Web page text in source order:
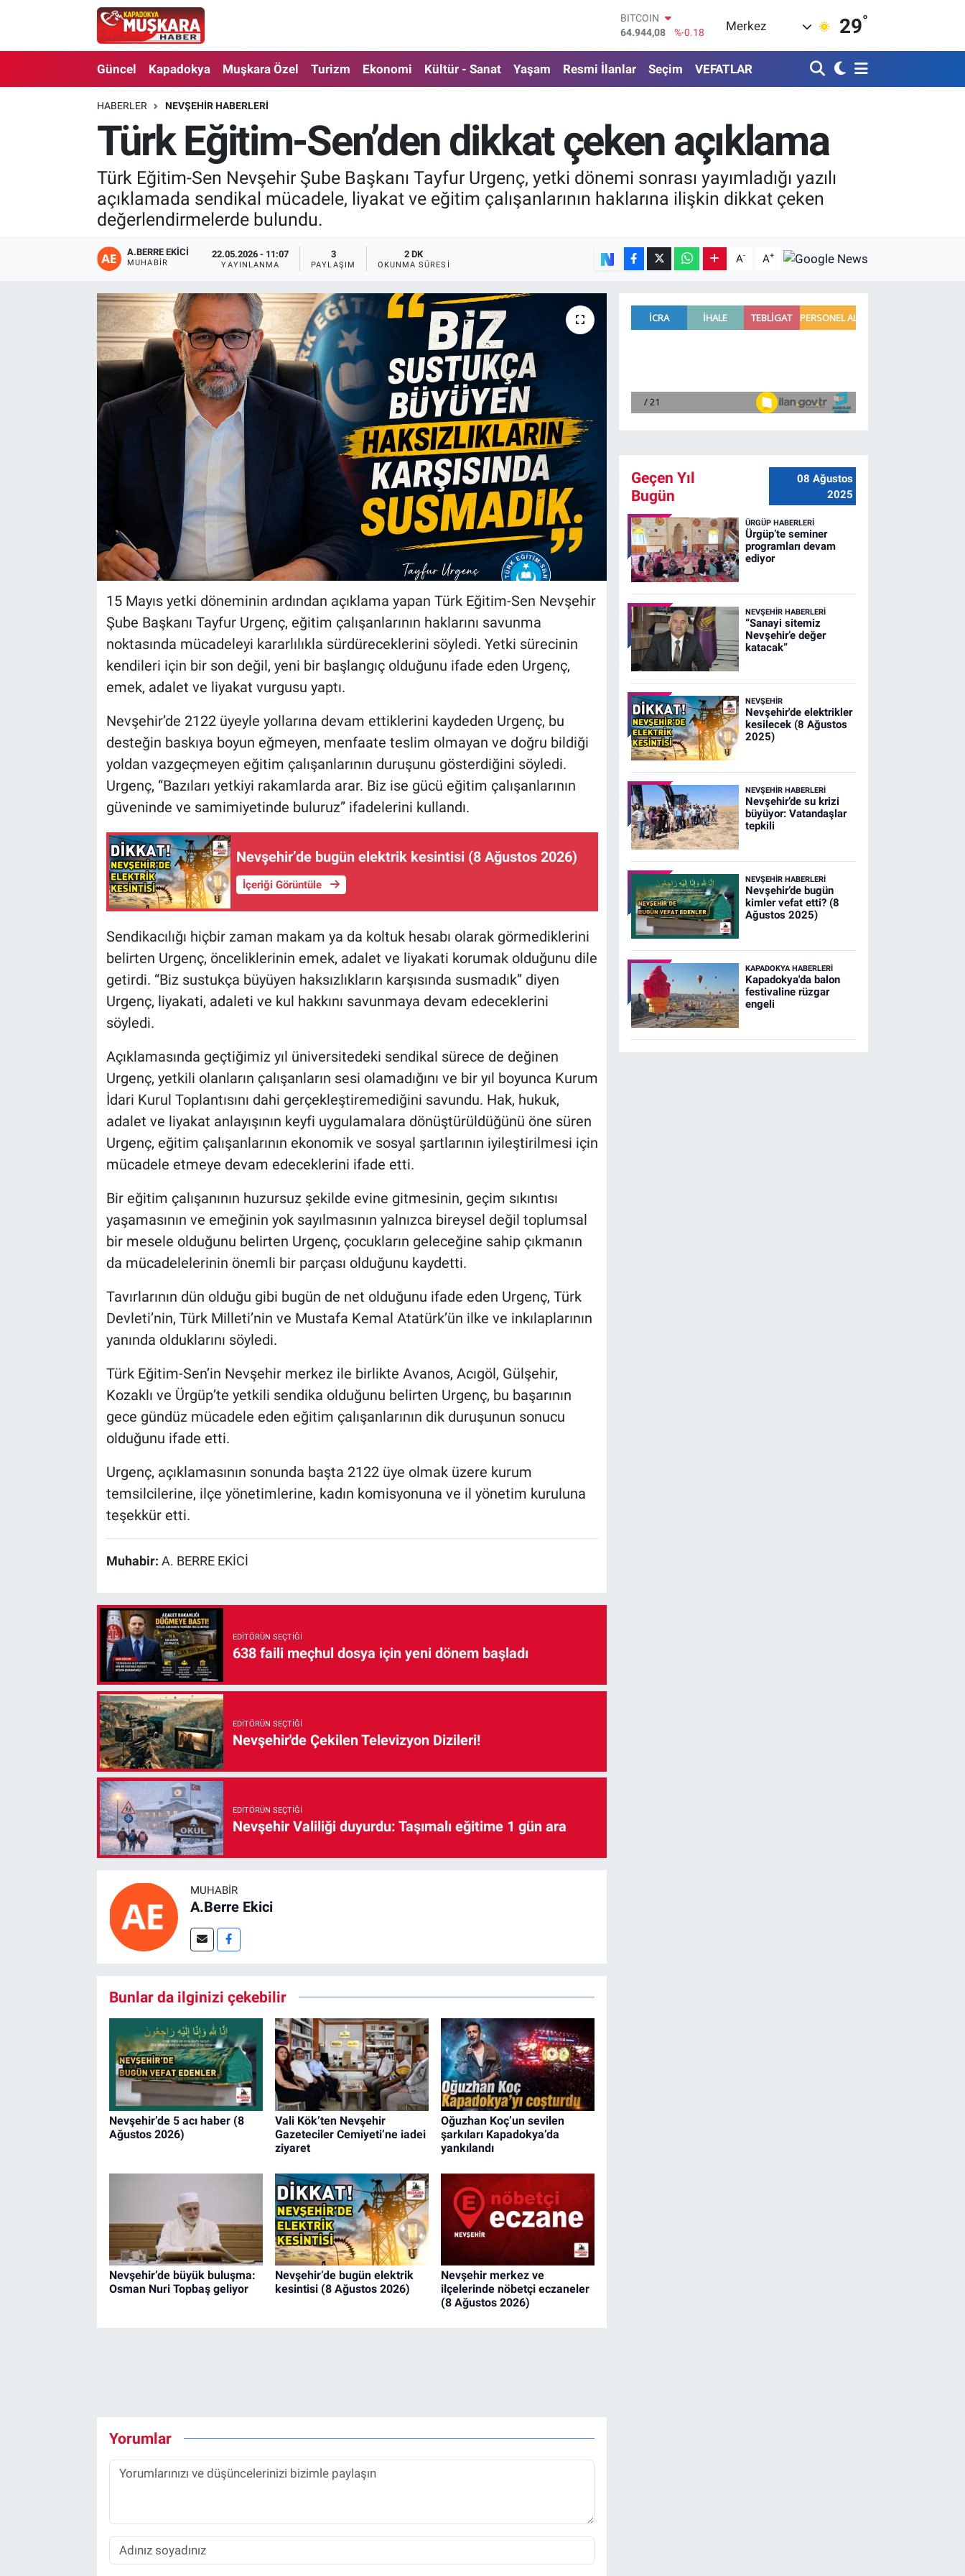
DOLAR
47,7436
%0.18
55,2510
%0.32
STERLİN
64,4811
%0.38
BİST100
13.779
%-14
64.944,08
%-0.18
Merkez 29°
Güncel Kapadokya Muşkara Özel Turizm Ekonomi Kültür - Sanat Yaşam Resmi İlanlar Seçim VEFATLAR
HABERLER NEVŞEHIR HABERLERI
Türk Eğitim-Sen’den dikkat çeken açıklama
Türk Eğitim-Sen Nevşehir Şube Başkanı Tayfur Urgenç, yetki dönemi sonrası yayımladığı yazılı
açıklamada sendikal mücadele, liyakat ve eğitim çalışanlarının haklarına ilişkin dikkat çeken
değerlendirmelerde bulundu.
A.BERRE EKICI
MUHABIR
22.05.2026 - 11:07
YAYINLANMA
3
PAYLAŞIM
2 DK
OKUNMA SÜRESI A- A+
15 Mayıs yetki döneminin ardından açıklama yapan Türk Eğitim-Sen Nevşehir
Şube Başkanı Tayfur Urgenç, eğitim çalışanlarının haklarını savunma
noktasında mücadeleyi kararlılıkla sürdüreceklerini söyledi. Yetki sürecinin
kendileri için bir son değil, yeni bir başlangıç olduğunu ifade eden Urgenç,
emek, adalet ve liyakat vurgusu yaptı.
Nevşehir’de 2122 üyeyle yollarına devam ettiklerini kaydeden Urgenç, bu
desteğin baskıya boyun eğmeyen, menfaate teslim olmayan ve doğru bildiği
yoldan vazgeçmeyen eğitim çalışanlarının duruşunu gösterdiğini söyledi.
Urgenç, “Bazıları yetkiyi rakamlarda arar. Biz ise gücü eğitim çalışanlarının
güveninde ve samimiyetinde buluruz” ifadelerini kullandı.
Nevşehir’de bugün elektrik kesintisi (8 Ağustos 2026)
İçeriği Görüntüle
Sendikacılığı hiçbir zaman makam ya da koltuk hesabı olarak görmediklerini
belirten Urgenç, önceliklerinin emek, adalet ve liyakati korumak olduğunu dile
getirdi. “Biz sustukça büyüyen haksızlıkların karşısında susmadık” diyen
Urgenç, liyakati, adaleti ve kul hakkını savunmaya devam edeceklerini
söyledi.
Açıklamasında geçtiğimiz yıl üniversitedeki sendikal sürece de değinen
Urgenç, yetkili olanların çalışanların sesi olamadığını ve bir yıl boyunca Kurum
İdari Kurul Toplantısını dahi gerçekleştiremediğini savundu. Hak, hukuk,
adalet ve liyakat anlayışının keyfi uygulamalara dönüştürüldüğünü öne süren
Urgenç, eğitim çalışanlarının ekonomik ve sosyal şartlarının iyileştirilmesi için
mücadele etmeye devam edeceklerini ifade etti.
Bir eğitim çalışanının huzursuz şekilde evine gitmesinin, geçim sıkıntısı
yaşamasının ve emeğinin yok sayılmasının yalnızca bireysel değil toplumsal
bir mesele olduğunu belirten Urgenç, çocukların geleceğine sahip çıkmanın
da mücadelelerinin önemli bir parçası olduğunu kaydetti.
Tavırlarının dün olduğu gibi bugün de net olduğunu ifade eden Urgenç, Türk
Devleti’nin, Türk Milleti’nin ve Mustafa Kemal Atatürk’ün ilke ve inkılaplarının
yanında olduklarını söyledi.
Türk Eğitim-Sen’in Nevşehir merkez ile birlikte Avanos, Acıgöl, Gülşehir,
Kozaklı ve Ürgüp’te yetkili sendika olduğunu belirten Urgenç, bu başarının
gece gündüz mücadele eden eğitim çalışanlarının dik duruşunun sonucu
olduğunu ifade etti.
Urgenç, açıklamasının sonunda başta 2122 üye olmak üzere kurum
temsilcilerine, ilçe yönetimlerine, kadın komisyonuna ve il yönetim kuruluna
teşekkür etti.
Muhabir: A. BERRE EKİCİ
EDITÖRÜN SEÇTIĞI
638 faili meçhul dosya için yeni dönem başladı
EDITÖRÜN SEÇTIĞI
Nevşehir'de Çekilen Televizyon Dizileri!
EDITÖRÜN SEÇTIĞI
Nevşehir Valiliği duyurdu: Taşımalı eğitime 1 gün ara
MUHABIR
A.Berre Ekici
Bunlar da ilginizi çekebilir
Nevşehir’de 5 acı haber (8
Ağustos 2026)
Vali Kök’ten Nevşehir
Gazeteciler Cemiyeti’ne iadei
ziyaret
Oğuzhan Koç’un sevilen
şarkıları Kapadokya’da
yankılandı
Nevşehir’de büyük buluşma:
Osman Nuri Topbaş geliyor
Nevşehir’de bugün elektrik
kesintisi (8 Ağustos 2026)
Nevşehir merkez ve
ilçelerinde nöbetçi eczaneler
(8 Ağustos 2026)
Yorumlar
Geçen Yıl
Bugün
08 Ağustos
2025
ÜRGÜP HABERLERI
Ürgüp’te seminer
programları devam
ediyor
NEVŞEHIR HABERLERI
“Sanayi sitemiz
Nevşehir’e değer
katacak”
NEVŞEHIR
Nevşehir'de elektrikler
kesilecek (8 Ağustos
2025)
NEVŞEHIR HABERLERI
Nevşehir’de su krizi
büyüyor: Vatandaşlar
tepkili
NEVŞEHIR HABERLERI
Nevşehir’de bugün
kimler vefat etti? (8
Ağustos 2025)
KAPADOKYA HABERLERI
Kapadokya'da balon
festivaline rüzgar
engeli
CANLI SEÇİM SONUÇLARI
Güncel
Kültür - Sanat
Nevşehir Nöbetçi Eczaneler
Nevşehir Hava Durumu
Nevşehir Trafik Yoğunluk Haritası
Süper Lig Puan Durumu ve Fikstür
Tüm Manşetler
Haber Arşivi